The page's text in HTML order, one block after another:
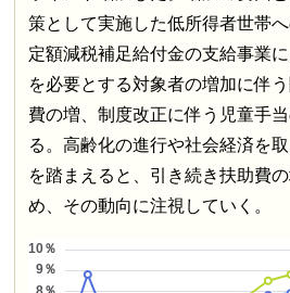
策として実施した低所得者世帯
定額減税補足給付金の支給事業
を必要とする対象者の増加に伴
費の増、制度改正に伴う児童手
る。高齢化の進行や社会経済を
を踏まえると、引き続き扶助費
め、その動向に注視していく。